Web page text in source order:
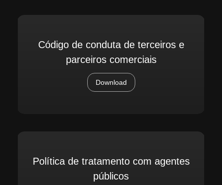
Código de conduta de terceiros e
parceiros comerciais
Download
Política de tratamento com agentes
públicos